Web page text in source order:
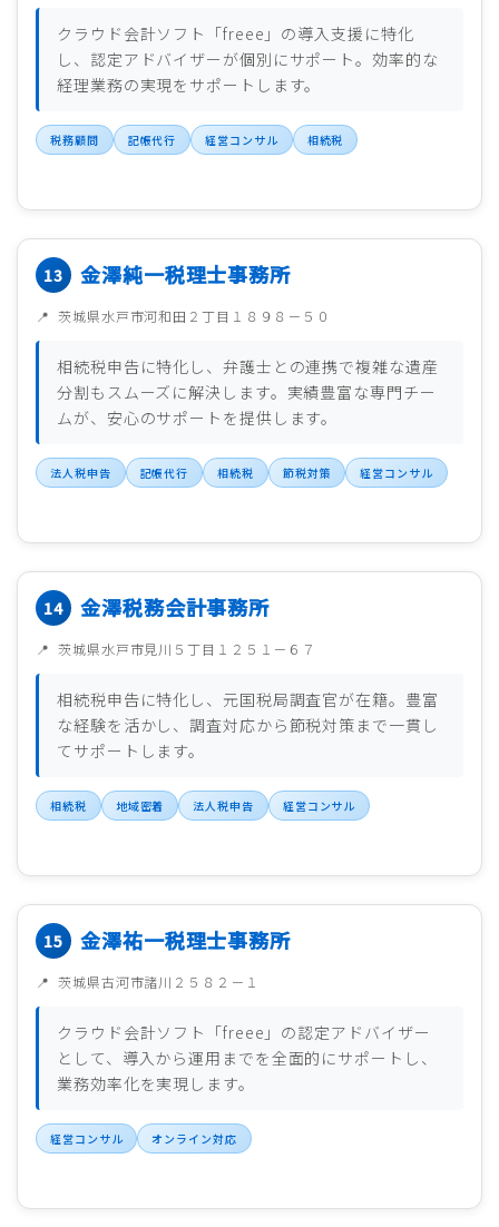
クラウド会計ソフト「freee」の導入支援に特化
し、認定アドバイザーが個別にサポート。効率的な
経理業務の実現をサポートします。
税務顧問 記帳代行 経営コンサル 相続税
金澤純一税理士事務所
茨城県水戸市河和田２丁目１８９８－５０
相続税申告に特化し、弁護士との連携で複雑な遺産
分割もスムーズに解決します。実績豊富な専門チー
ムが、安心のサポートを提供します。
法人税申告 記帳代行 相続税 節税対策 経営コンサル
金澤税務会計事務所
茨城県水戸市見川５丁目１２５１－６７
相続税申告に特化し、元国税局調査官が在籍。豊富
な経験を活かし、調査対応から節税対策まで一貫し
てサポートします。
相続税 地域密着 法人税申告 経営コンサル
金澤祐一税理士事務所
茨城県古河市諸川２５８２－１
クラウド会計ソフト「freee」の認定アドバイザー
として、導入から運用までを全面的にサポートし、
業務効率化を実現します。
経営コンサル オンライン対応